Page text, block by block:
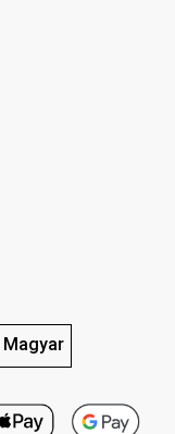
Magyar